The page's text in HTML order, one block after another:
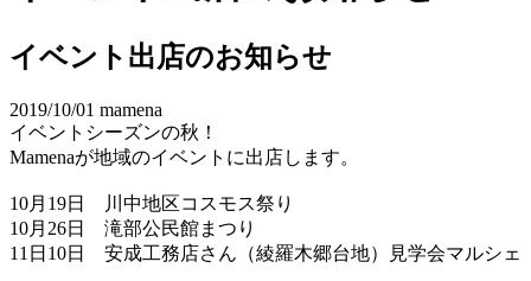
イベント出店のお知らせ
2019/10/01 mamena
イベントシーズンの秋！
Mamenaが地域のイベントに出店します。
10月19日 川中地区コスモス祭り
10月26日 滝部公民館まつり
11日10日 安成工務店さん（綾羅木郷台地）見学会マルシェ